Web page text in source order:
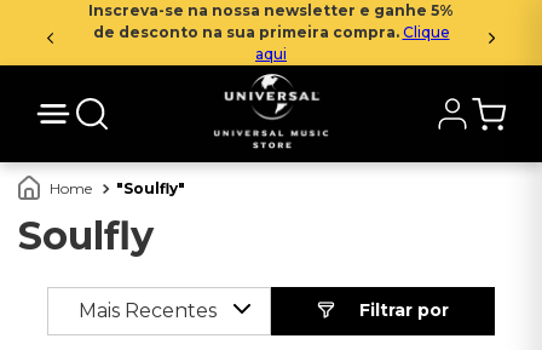
Inscreva-se na nossa newsletter e ganhe 5%
de desconto na sua primeira compra. Clique
aqui
Soulfly
Soulfly
Mais Recentes